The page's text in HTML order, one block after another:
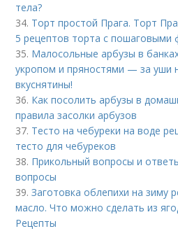
тела?
34. Торт простой Прага. Торт
5 рецептов торта с пошаговыми
35. Малосольные арбузы в
укропом и пряностями — за уши
вкуснятины!
36. Как посолить арбузы в
правила засолки арбузов
37. Тесто на чебуреки на воде
тесто для чебуреков
38. Прикольный вопросы и
вопросы
39.Заготовка облепихи на зиму
масло. Что можно сделать из
Рецепты